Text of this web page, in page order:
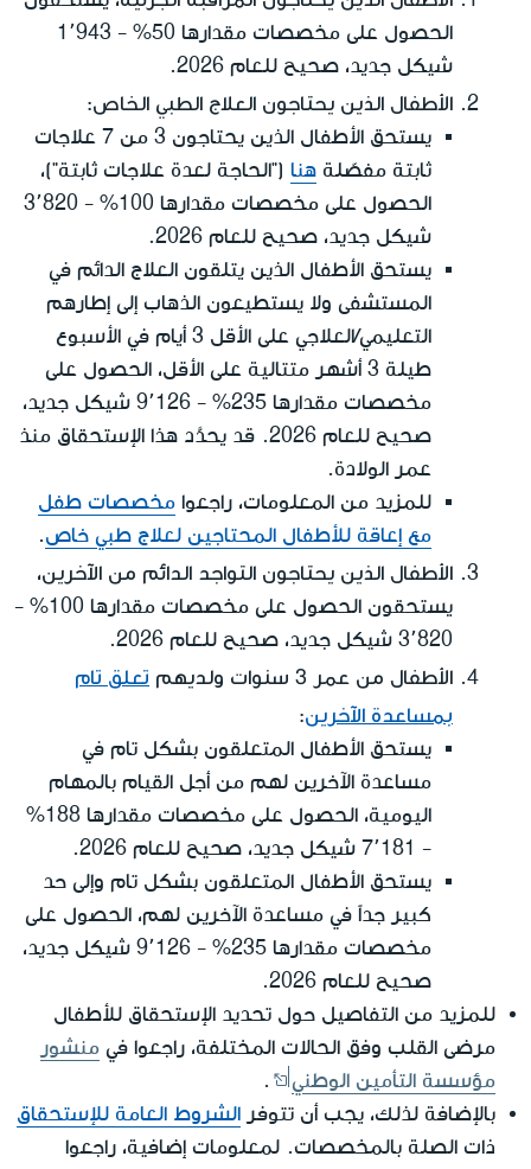
الحصول على مخصصات مقدارها 50% - 1٬943
شيكل جديد، صحيح للعام 2026.
الأطفال الذين يحتاجون العلاج الطبي الخاص :
يستحق الأطفال الذين يحتاجون 3 من 7 علاجات
ثابتة مفصّلة هنا ("الحاجة لعدة علاجات ثابتة")،
الحصول على مخصصات مقدارها 100% - 3٬820
شيكل جديد، صحيح للعام 2026.
يستحق الأطفال الذين يتلقون العلاج الدائم في
المستشفى ولا يستطيعون الذهاب إلى إطارهم
التعليمي/العلاجي على الأقل 3 أيام في الأسبوع
طيلة 3 أشهر متتالية على الأقل، الحصول على
مخصصات مقدارها 235% - 9٬126 شيكل جديد،
صحيح للعام 2026. قد يحدَّد هذا الإستحقاق منذ
عمر الولادة.
للمزيد من المعلومات، راجعوا مخصصات طفل
مع إعاقة للأطفال المحتاجين لعلاج طبي خاص.
الأطفال الذين يحتاجون التواجد الدائم من الآخرين ،
يستحقون الحصول على مخصصات مقدارها 100% -
3٬820 شيكل جديد، صحيح للعام 2026.
الأطفال من عمر 3 سنوات ولديهم
تعلق تام
بمساعدة الآخرين :
يستحق الأطفال المتعلقون بشكل تام في
مساعدة الآخرين لهم من أجل القيام بالمهام
اليومية، الحصول على مخصصات مقدارها 188%
- 7٬181 شيكل جديد، صحيح للعام 2026.
يستحق الأطفال المتعلقون بشكل تام وإلى حد
كبير جداً في مساعدة الآخرين لهم، الحصول على
مخصصات مقدارها 235% - 9٬126 شيكل جديد،
صحيح للعام 2026.
للمزيد من التفاصيل حول تحديد الإستحقاق للأطفال
مرضى القلب وفق الحالات المختلفة، راجعوا في منشور
مؤسسة التأمين الوطني
.
بالإضافة لذلك، يجب أن تتوفر الشروط العامة للإستحقاق
ذات الصلة بالمخصصات. لمعلومات إضافية، راجعوا